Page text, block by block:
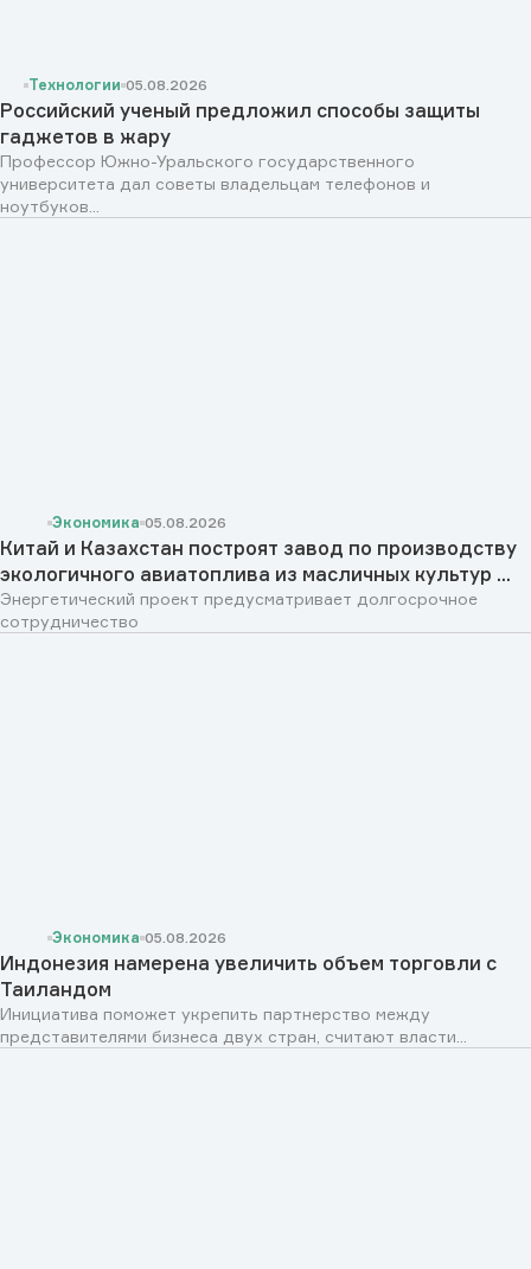
Технологии 05.08.2026
Российский ученый предложил способы защиты
гаджетов в жару
Профессор Южно-Уральского государственного
университета дал советы владельцам телефонов и
ноутбуков...
Экономика 05.08.2026
Китай и Казахстан построят завод по производству
экологичного авиатоплива из масличных культур ...
Энергетический проект предусматривает долгосрочное
сотрудничество
Экономика 05.08.2026
Индонезия намерена увеличить объем торговли с
Таиландом
Инициатива поможет укрепить партнерство между
представителями бизнеса двух стран, считают власти...